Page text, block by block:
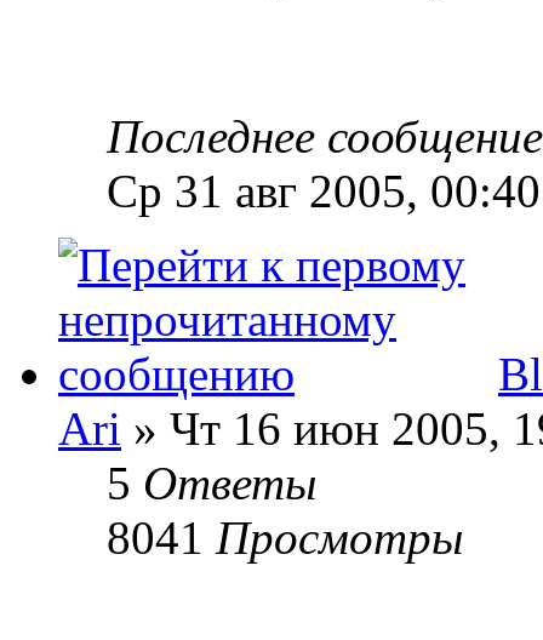
Последнее
Ср 31 авг 2005, 00:40
Ari » Чт 16 июн 2005,
5 Ответы
8041 Просмотры